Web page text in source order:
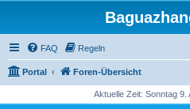
FAQ Regeln
Portal Foren-Übersicht
Aktuelle Zeit: Sonntag 9.